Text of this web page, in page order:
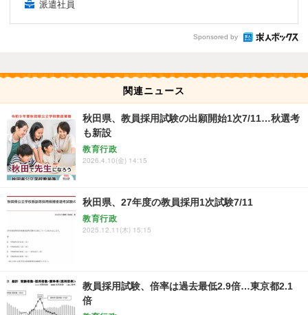
派遣社員
Sponsored by
関連ニュース
秋田県、教員採用試験の出願開始1次7/11…秋選考
も新設
教育行政
2026.4.10(金) 14:15
秋田県、27年度の教員採用1次試験7/11
教育行政
2025.12.11(木) 15:15
教員採用試験、倍率は過去最低2.9倍…東京都2.1
倍